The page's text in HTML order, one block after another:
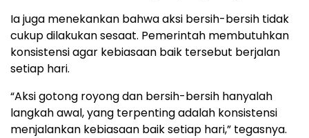
Ia juga menekankan bahwa aksi bersih-bersih tidak
cukup dilakukan sesaat. Pemerintah membutuhkan
konsistensi agar kebiasaan baik tersebut berjalan
setiap hari.
“Aksi gotong royong dan bersih-bersih hanyalah
langkah awal, yang terpenting adalah konsistensi
menjalankan kebiasaan baik setiap hari,” tegasnya.